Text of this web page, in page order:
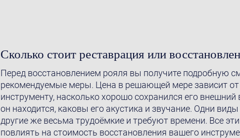
Сколько стоит реставрация или
Перед восстановлением рояля вы получите подробную
рекомендуемые меры. Цена в решающей мере зависит от
инструменту, насколько хорошо сохранился его
он находится, каковы его акустика и звучание. Одни
другие же весьма трудоёмкие и требуют времени. Все
повлиять на стоимость восстановления вашего